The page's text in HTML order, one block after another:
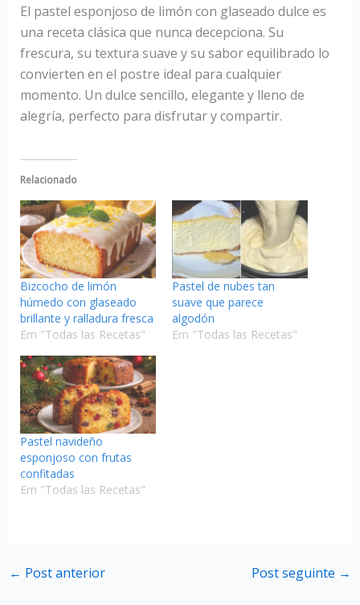
El pastel esponjoso de limón con glaseado dulce es
una receta clásica que nunca decepciona. Su
frescura, su textura suave y su sabor equilibrado lo
convierten en el postre ideal para cualquier
momento. Un dulce sencillo, elegante y lleno de
alegría, perfecto para disfrutar y compartir.
Relacionado
Bizcocho de limón
húmedo con glaseado
brillante y ralladura fresca
Em "Todas las Recetas"
Pastel de nubes tan
suave que parece
algodón
Em "Todas las Recetas"
Pastel navideño
esponjoso con frutas
confitadas
Em "Todas las Recetas"
← Post anterior Post seguinte →